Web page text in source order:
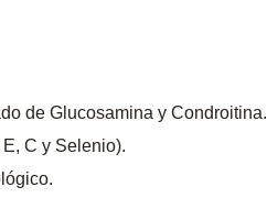
de Glucosamina y Condroitina.
C y Selenio).